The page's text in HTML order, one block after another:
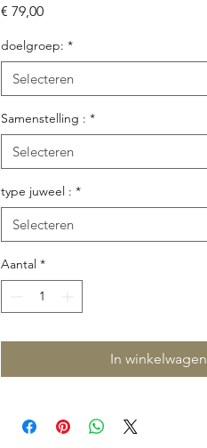
€ 79,00Prijs
doelgroep: *
Selecteren
Samenstelling : *
Selecteren
type juweel : *
Selecteren
Aantal *
In winkelwagen